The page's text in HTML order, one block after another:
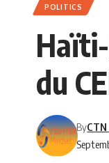
POLITICS
du
By